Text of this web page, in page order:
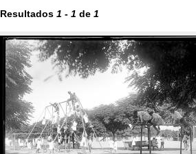
Resultados 1 - 1 de 1